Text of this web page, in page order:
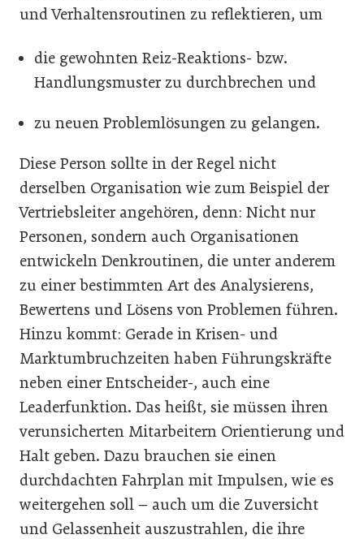
und Verhaltensroutinen zu reflektieren, um
die gewohnten Reiz-Reaktions- bzw.
Handlungsmuster zu durchbrechen und
zu neuen Problemlösungen zu gelangen.
Diese Person sollte in der Regel nicht
derselben Organisation wie zum Beispiel der
Vertriebsleiter angehören, denn: Nicht nur
Personen, sondern auch Organisationen
entwickeln Denkroutinen, die unter anderem
zu einer bestimmten Art des Analysierens,
Bewertens und Lösens von Problemen führen.
Hinzu kommt: Gerade in Krisen- und
Marktumbruchzeiten haben Führungskräfte
neben einer Entscheider-, auch eine
Leaderfunktion. Das heißt, sie müssen ihren
verunsicherten Mitarbeitern Orientierung und
Halt geben. Dazu brauchen sie einen
durchdachten Fahrplan mit Impulsen, wie es
weitergehen soll – auch um die Zuversicht
und Gelassenheit auszustrahlen, die ihre